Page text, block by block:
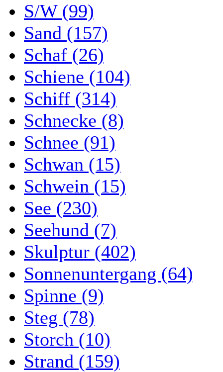
S/W (99)
Sand (157)
Schaf (26)
Schiene (104)
Schiff (314)
Schnecke (8)
Schnee (91)
Schwan (15)
Schwein (15)
See (230)
Seehund (7)
Skulptur (402)
Sonnenuntergang (64)
Spinne (9)
Steg (78)
Storch (10)
Strand (159)